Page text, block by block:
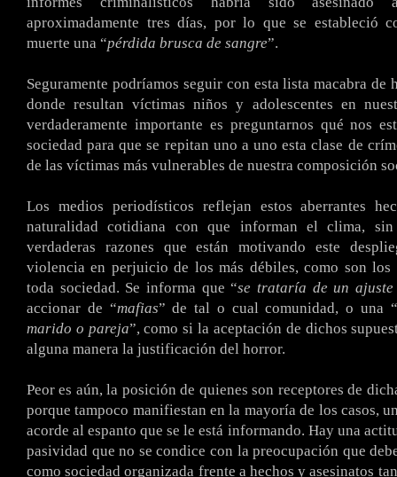
aproximadamente tres días, por lo que se estableció
muerte una “pérdida brusca de sangre”.
Seguramente podríamos seguir con esta lista macabra de
donde resultan víctimas niños y adolescentes en
verdaderamente importante es preguntarnos qué nos
sociedad para que se repitan uno a uno esta clase de
de las víctimas más vulnerables de nuestra composición
Los medios periodísticos reflejan estos aberrantes
naturalidad cotidiana con que informan el clima,
verdaderas razones que están motivando este
violencia en perjuicio de los más débiles, como son
toda sociedad. Se informa que “se trataría de un ajuste
accionar de “mafias” de tal o cual comunidad, o una “
marido o pareja”, como si la aceptación de dichos
alguna manera la justificación del horror.
Peor es aún, la posición de quienes son receptores de
porque tampoco manifiestan en la mayoría de los casos,
acorde al espanto que se le está informando. Hay una
pasividad que no se condice con la preocupación que
como sociedad organizada frente a hechos y asesinatos